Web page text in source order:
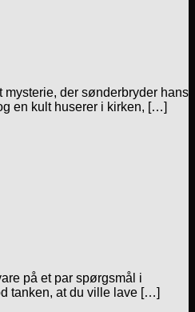
der sønderbryder hans
en kult huserer i kirken, […]
på et par spørgsmål i
tanken, at du ville lave […]